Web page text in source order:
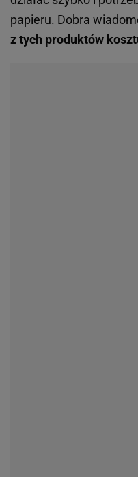
papieru. Dobra
z tych produktów